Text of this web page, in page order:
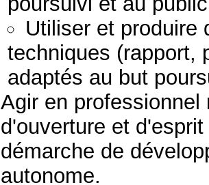
Utiliser et produire
techniques (rapport,
adaptés au but
Agir en
d'ouverture et
démarche de
autonome.